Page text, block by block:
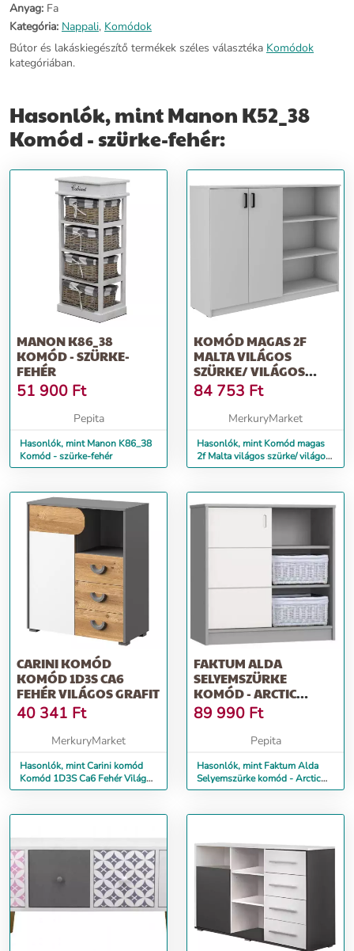
Anyag: Fa
Kategória: Nappali, Komódok
Bútor és lakáskiegészítő termékek széles választéka Komódok
kategóriában.
Hasonlók, mint Manon K52_38
Komód - szürke-fehér:
MANON K86_38
KOMÓD - SZÜRKE-
FEHÉR
51 900 Ft
Pepita
Hasonlók, mint Manon K86_38
Komód - szürke-fehér
KOMÓD MAGAS 2F
MALTA VILÁGOS
SZÜRKE/ VILÁGOS
SZÜRKE (850)
84 753 Ft
MerkuryMarket
Hasonlók, mint Komód magas
2f Malta világos szürke/ világos
szürke (850)
CARINI KOMÓD
KOMÓD 1D3S CA6
FEHÉR VILÁGOS GRAFIT
40 341 Ft
MerkuryMarket
Hasonlók, mint Carini komód
Komód 1D3S Ca6 Fehér Világos
Grafit
FAKTUM ALDA
SELYEMSZÜRKE
KOMÓD - ARCTIC
SZÜRKE /
SELYEMFÉNYŰ FEHÉR
89 990 Ft
Pepita
Hasonlók, mint Faktum Alda
Selyemszürke komód - Arctic
szürke / selyemfényű fehér